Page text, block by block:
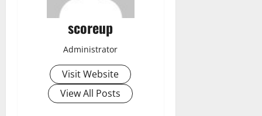
scoreup
Administrator
Visit Website
View All Posts